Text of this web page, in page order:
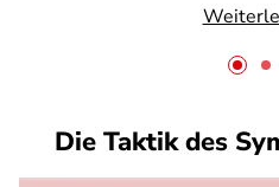
Die Taktik des